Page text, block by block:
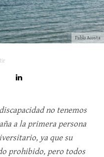
Pablo Acosta
no tenemos
a la primera persona
ya que su
prohibido, pero todos